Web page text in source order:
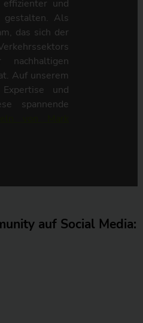
und
gestalten. Als
das sich der
Auf unserem
und
spannende
auf Social Media: